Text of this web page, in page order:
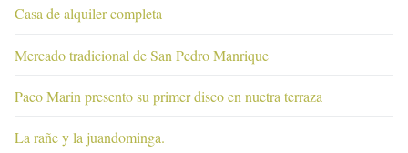
Casa de alquiler completa
Mercado tradicional de San Pedro Manrique
Paco Marin presento su primer disco en nuetra terraza
La rañe y la juandominga.